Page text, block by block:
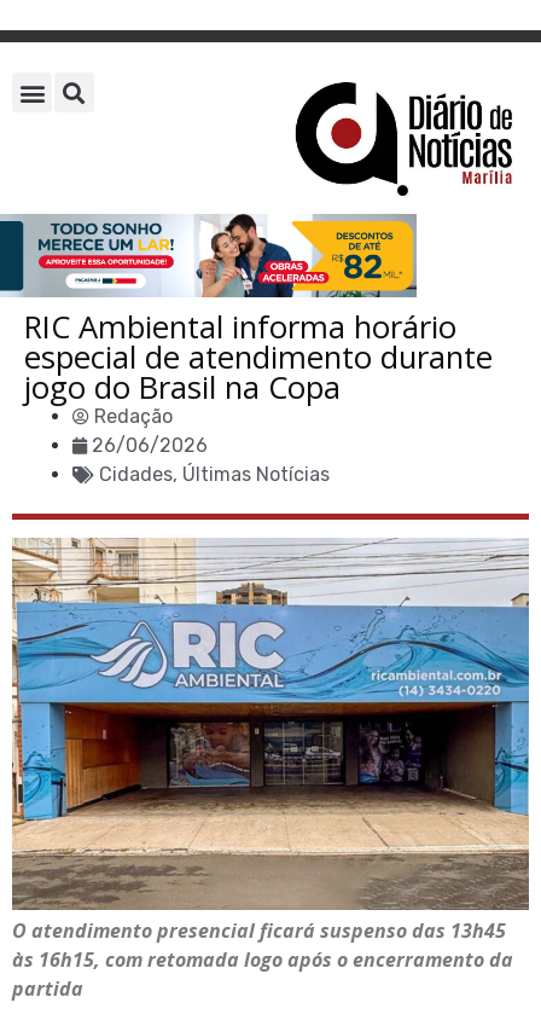
RIC Ambiental informa horário
especial de atendimento durante
jogo do Brasil na Copa
Redação
26/06/2026
Cidades, Últimas Notícias
O atendimento presencial ficará suspenso das 13h45
às 16h15, com retomada logo após o encerramento da
partida